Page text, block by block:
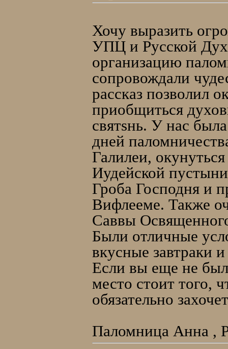
Хочу выразить
УПЦ и Русской
организацию
сопровождали
рассказ позволил
приобщиться
святsнь. У нас
дней
Галилеи,
Иудейской
Гроба Господня и
Вифлееме. Также
Саввы
Были отличные
вкусные завтраки
Если вы еще не
место стоит того,
обязательно
Паломница Анна ,